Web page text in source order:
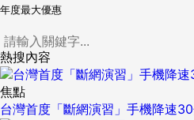
年度最大優惠
熱搜內容
焦點
台灣首度「斷網演習」手機降速